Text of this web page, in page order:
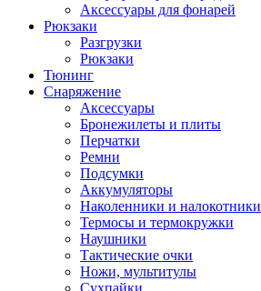
Аксессуары для фонарей
Рюкзаки
Разгрузки
Рюкзаки
Тюнинг
Снаряжение
Аксессуары
Бронежилеты и плиты
Перчатки
Ремни
Подсумки
Аккумуляторы
Наколенники и налокотники
Термосы и термокружки
Наушники
Тактические очки
Ножи, мультитулы
Сухпайки